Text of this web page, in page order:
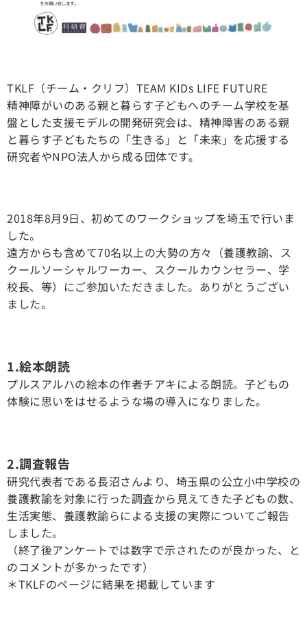
TKLF（チーム・クリフ）TEAM KIDs LIFE FUTURE
精神障がいのある親と暮らす子どもへのチーム学校を基
盤とした支援モデルの開発研究会は、精神障害のある親
と暮らす子どもたちの「生きる」と「未来」を応援する
研究者やNPO法人から成る団体です。
2018年8月9日、初めてのワークショップを埼玉で行いま
した。
遠方からも含めて70名以上の大勢の方々（養護教諭、ス
クールソーシャルワーカー、スクールカウンセラー、学
校長、等）にご参加いただきました。ありがとうござい
ました。
1.絵本朗読
プルスアルハの絵本の作者チアキによる朗読。子どもの
体験に思いをはせるような場の導入になりました。
2.調査報告
研究代表者である長沼さんより、埼玉県の公立小中学校の
養護教諭を対象に行った調査から見えてきた子どもの数、
生活実態、養護教諭らによる支援の実際についてご報告
しました。
（終了後アンケートでは数字で示されたのが良かった、と
のコメントが多かったです）
＊TKLFのページに結果を掲載しています